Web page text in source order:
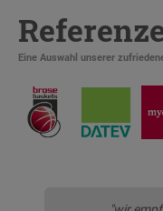
Eine Auswahl unserer